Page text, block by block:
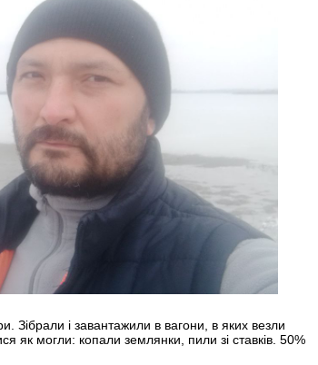
Зібрали і завантажили в вагони, в яких везли
як могли: копали землянки, пили зі ставків. 50%